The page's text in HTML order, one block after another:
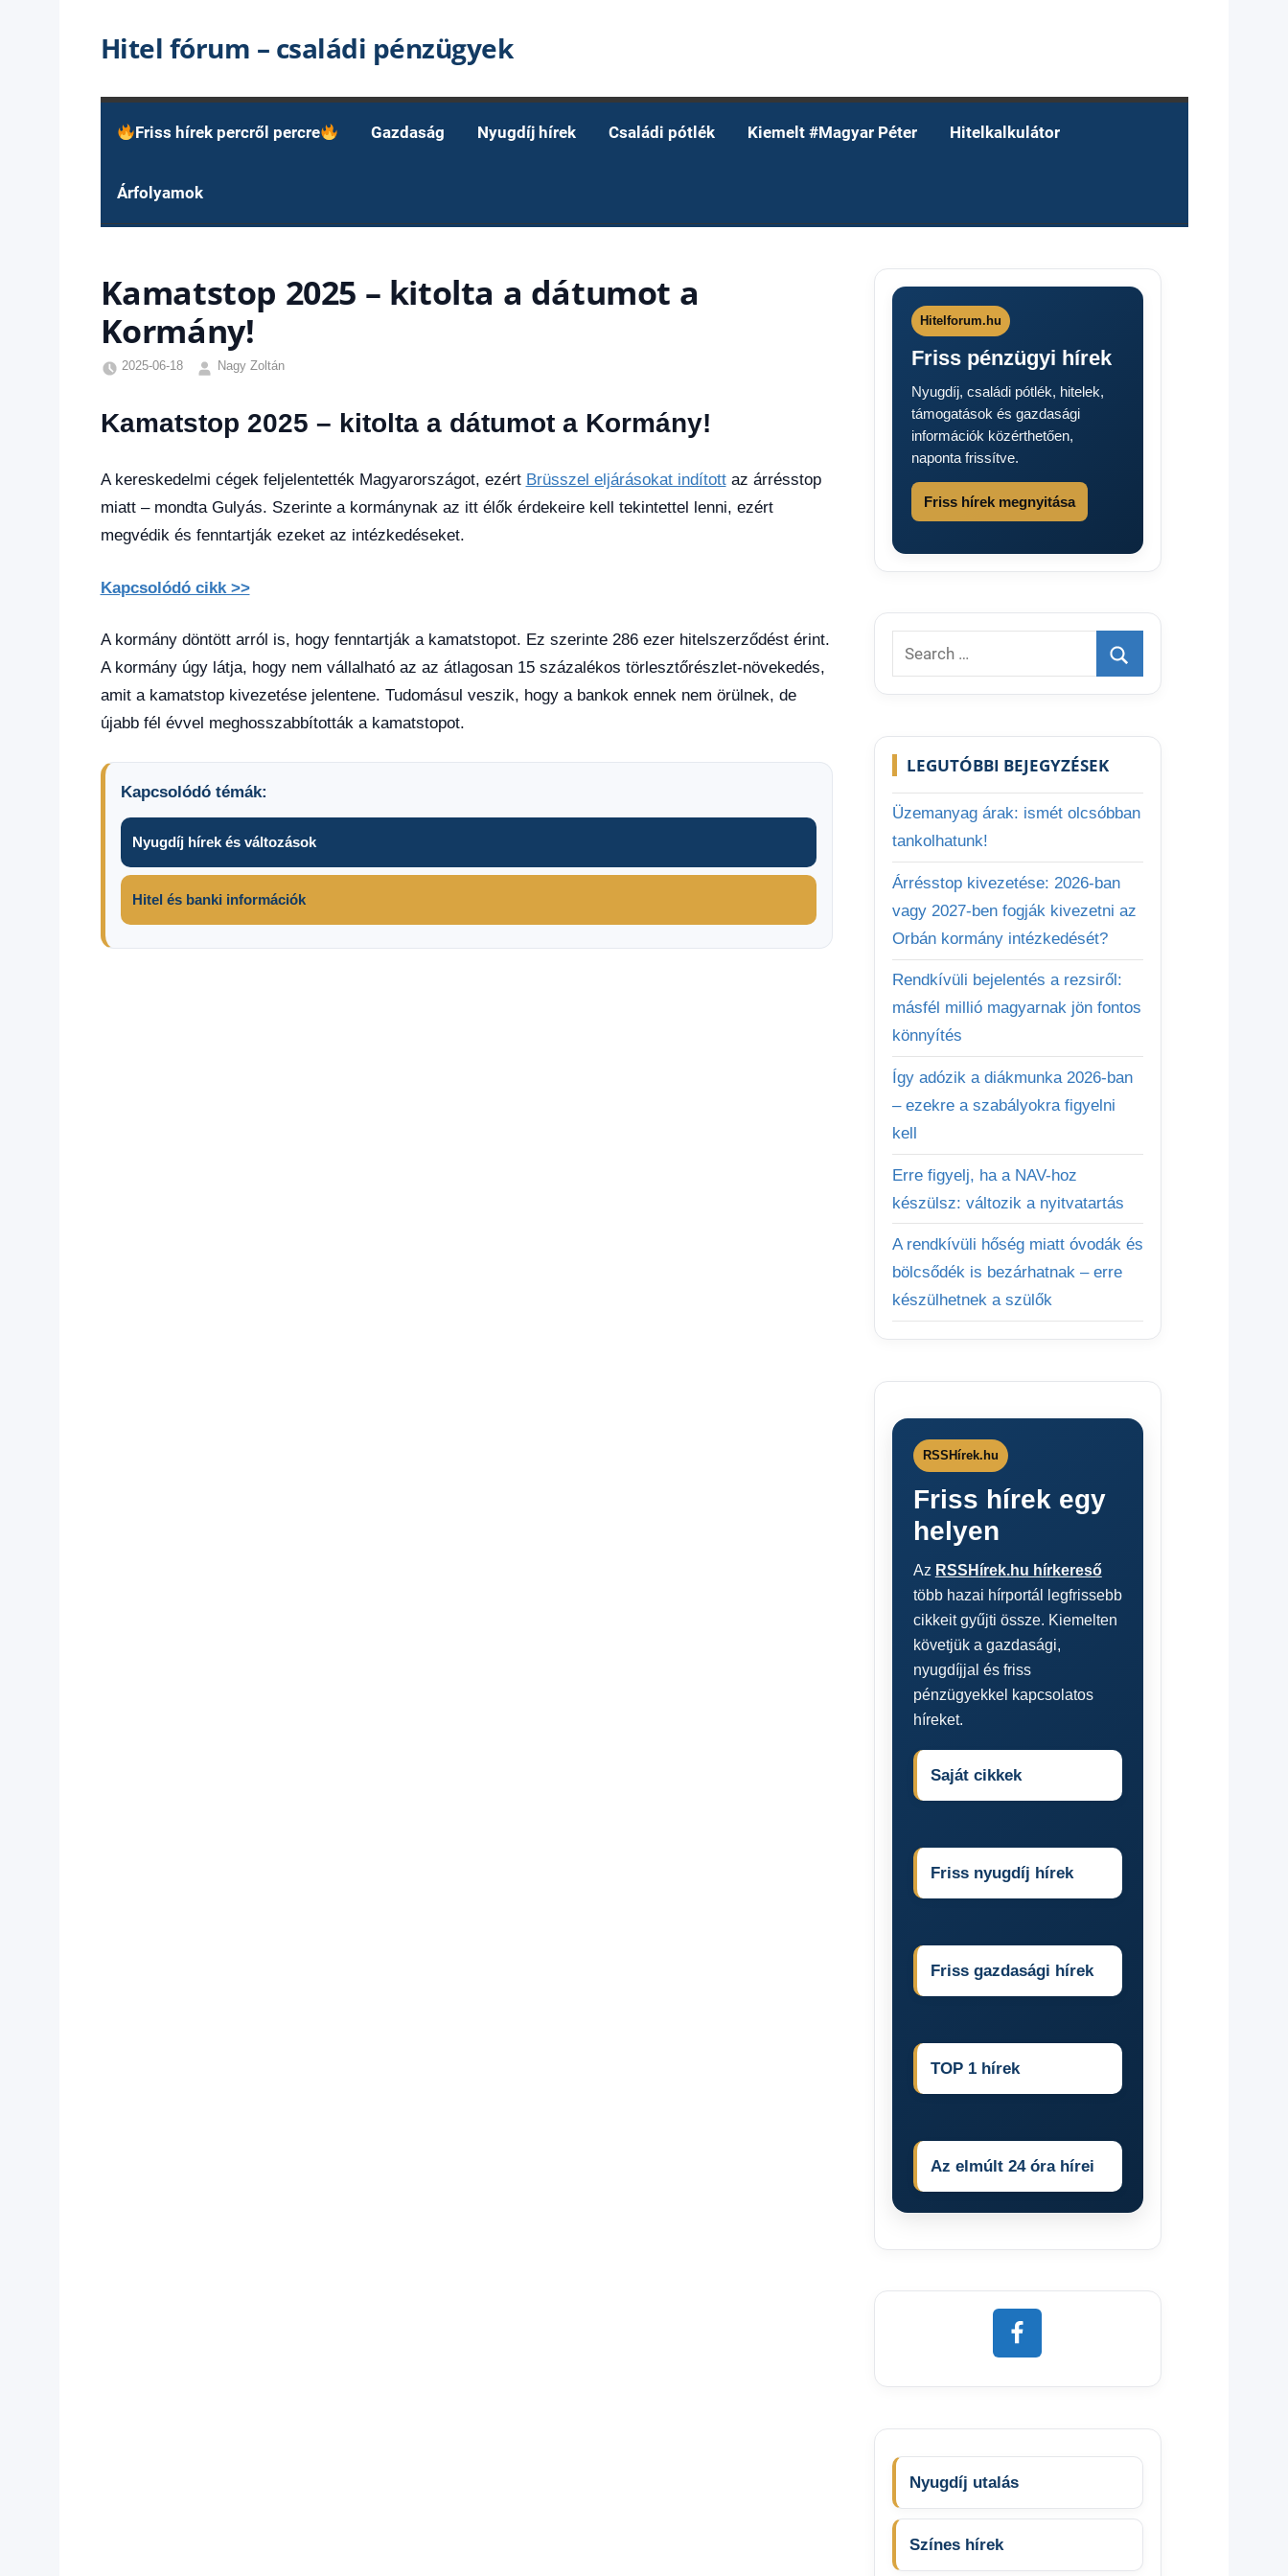
Hitel fórum – családi pénzügyek
Friss hírek percről percre Gazdaság Nyugdíj hírek Családi pótlék Kiemelt #Magyar Péter Hitelkalkulátor
Árfolyamok
Kamatstop 2025 – kitolta a dátumot a
Kormány!
2025-06-18
Nagy Zoltán
hírek,
Hírek
,
1
kézből,
Kamatstop 2025 – kitolta a dátumot a Kormány!
A kereskedelmi cégek feljelentették Magyarországot, ezért Brüsszel eljárásokat indítottaz árrésstop
miatt – mondta Gulyás. Szerinte a kormánynak az itt élők érdekeire kell tekintettel lenni, ezért
megvédik és fenntartják ezeket az intézkedéseket.
Kapcsolódó cikk >>
A kormány döntött arról is, hogy fenntartják a kamatstopot. Ez szerinte 286 ezer hitelszerződést érint.
A kormány úgy látja, hogy nem vállalható az az átlagosan 15 százalékos törlesztőrészlet-növekedés,
amit a kamatstop kivezetése jelentene. Tudomásul veszik, hogy a bankok ennek nem örülnek, de
újabb fél évvel meghosszabbították a kamatstopot.
Kapcsolódó témák:
Nyugdíj hírek és változások
Hitel és banki információk
Hitelforum.hu
Friss pénzügyi hírek
Nyugdíj, családi pótlék, hitelek,
támogatások és gazdasági
információk közérthetően,
naponta frissítve.
Friss hírek megnyitása
Search
for:
Search
LEGUTÓBBI BEJEGYZÉSEK
Üzemanyag árak: ismét olcsóbban
tankolhatunk!
Árrésstop kivezetése: 2026-ban
vagy 2027-ben fogják kivezetni az
Orbán kormány intézkedését?
Rendkívüli bejelentés a rezsiről:
másfél millió magyarnak jön fontos
könnyítés
Így adózik a diákmunka 2026-ban
– ezekre a szabályokra figyelni
kell
Erre figyelj, ha a NAV-hoz
készülsz: változik a nyitvatartás
A rendkívüli hőség miatt óvodák és
bölcsődék is bezárhatnak – erre
készülhetnek a szülők
RSSHírek.hu
Friss hírek egy
helyen
Az RSSHírek.hu hírkereső
több hazai hírportál legfrissebb
cikkeit gyűjti össze. Kiemelten
követjük a gazdasági,
nyugdíjjal és friss
pénzügyekkel kapcsolatos
híreket.
Saját cikkek
Friss nyugdíj hírek
Friss gazdasági hírek
TOP 1 hírek
Az elmúlt 24 óra hírei
Nyugdíj utalás
Színes hírek